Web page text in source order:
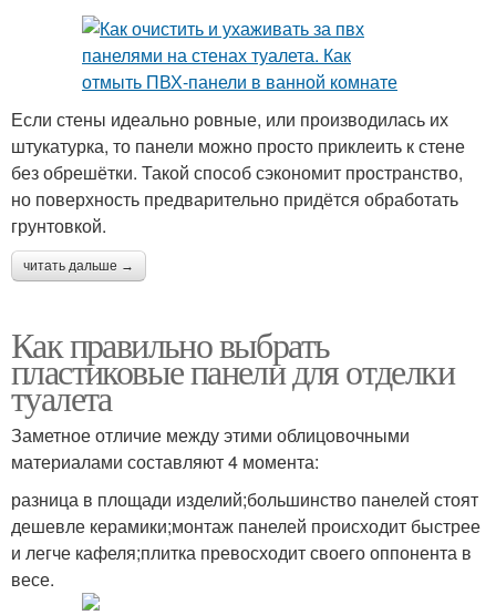
Если стены идеально ровные, или производилась их
штукатурка, то панели можно просто приклеить к стене
без обрешётки. Такой способ сэкономит пространство,
но поверхность предварительно придётся обработать
грунтовкой.
читать дальше →
Как правильно выбрать
пластиковые панели для отделки
туалета
Заметное отличие между этими облицовочными
материалами составляют 4 момента:
разница в площади изделий;большинство панелей стоят
дешевле керамики;монтаж панелей происходит быстрее
и легче кафеля;плитка превосходит своего оппонента в
весе.